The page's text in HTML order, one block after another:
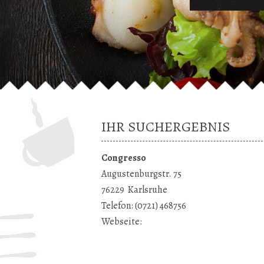
IHR SUCHERGEBNIS
Congresso
Augustenburgstr. 75
76229 Karlsruhe
Telefon:(0721) 468756
Webseite: